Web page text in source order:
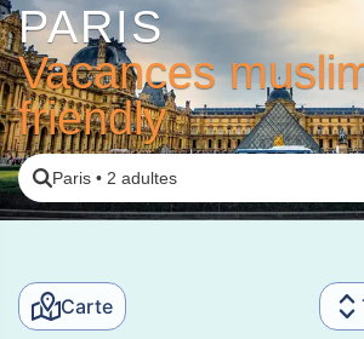
PARIS
Vacances
friendly
Paris • 2 adultes
Carte